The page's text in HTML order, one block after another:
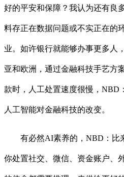
好的平安和保障？我认为还有良
料存正在数据问题或不实正在的
业。如许银行就能够办事更多人
亚和欧洲，通过金融科技手艺方
款时，人工处置速度很慢，NBD
人工智能对金融科技的改变。
有必然AI素养的，NBD：比
你处置社交、微信、资金账户、